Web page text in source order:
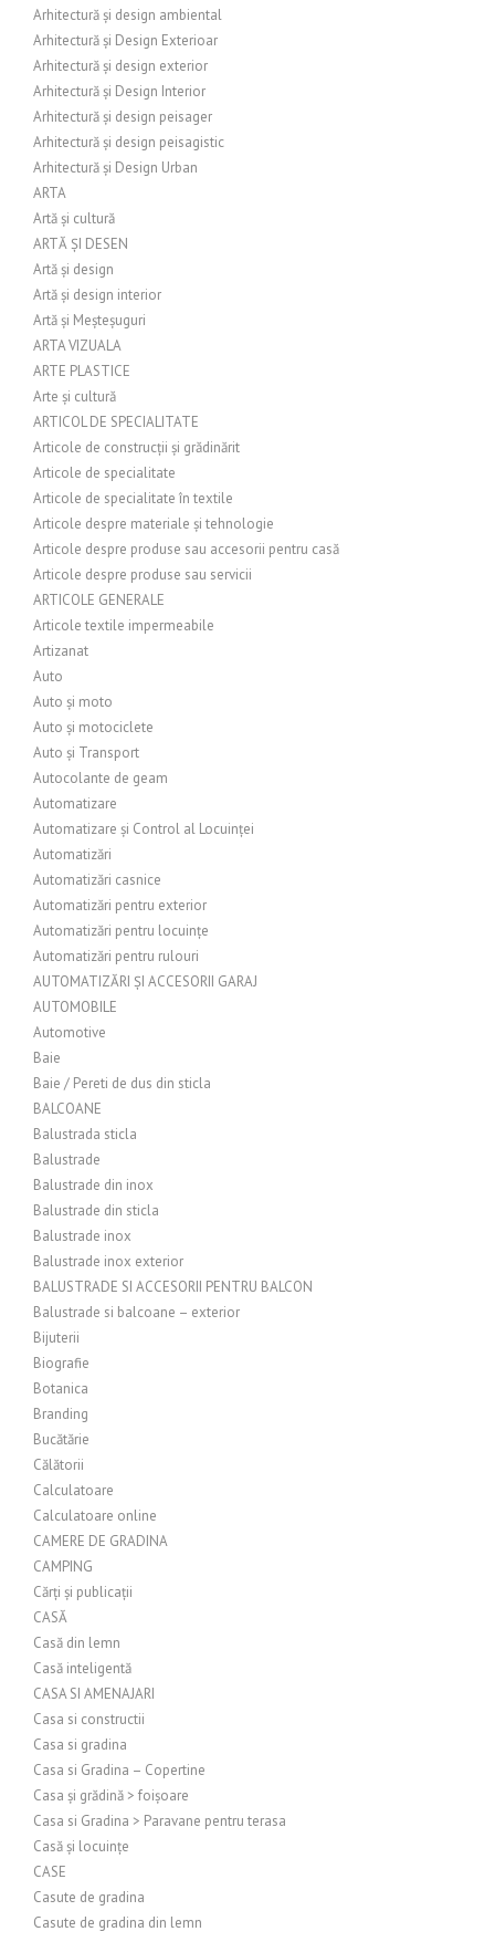
Arhitectură și design ambiental
Arhitectură și Design Exterioar
Arhitectură și design exterior
Arhitectură și Design Interior
Arhitectură și design peisager
Arhitectură și design peisagistic
Arhitectură și Design Urban
ARTA
Artă și cultură
ARTĂ ȘI DESEN
Artă și design
Artă și design interior
Artă și Meșteșuguri
ARTA VIZUALA
ARTE PLASTICE
Arte și cultură
ARTICOL DE SPECIALITATE
Articole de construcții și grădinărit
Articole de specialitate
Articole de specialitate în textile
Articole despre materiale și tehnologie
Articole despre produse sau accesorii pentru casă
Articole despre produse sau servicii
ARTICOLE GENERALE
Articole textile impermeabile
Artizanat
Auto
Auto și moto
Auto și motociclete
Auto și Transport
Autocolante de geam
Automatizare
Automatizare și Control al Locuinței
Automatizări
Automatizări casnice
Automatizări pentru exterior
Automatizări pentru locuințe
Automatizări pentru rulouri
AUTOMATIZĂRI ȘI ACCESORII GARAJ
AUTOMOBILE
Automotive
Baie
Baie / Pereti de dus din sticla
BALCOANE
Balustrada sticla
Balustrade
Balustrade din inox
Balustrade din sticla
Balustrade inox
Balustrade inox exterior
BALUSTRADE SI ACCESORII PENTRU BALCON
Balustrade si balcoane – exterior
Bijuterii
Biografie
Botanica
Branding
Bucătărie
Călătorii
Calculatoare
Calculatoare online
CAMERE DE GRADINA
CAMPING
Cărți și publicații
CASĂ
Casă din lemn
Casă inteligentă
CASA SI AMENAJARI
Casa si constructii
Casa si gradina
Casa si Gradina – Copertine
Casa și grădină > foișoare
Casa si Gradina > Paravane pentru terasa
Casă și locuințe
CASE
Casute de gradina
Casute de gradina din lemn